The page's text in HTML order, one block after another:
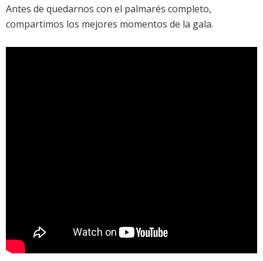
Antes de quedarnos con el palmarés completo,
compartimos los mejores momentos de la gala.